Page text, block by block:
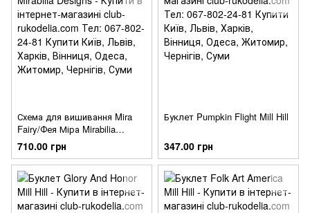
Схема для вишивання Mira
Fairy/Фея Міра Mirabilia
Designs
710.00 грн
Буклет Pumpkin Flight Mill Hill
347.00 грн